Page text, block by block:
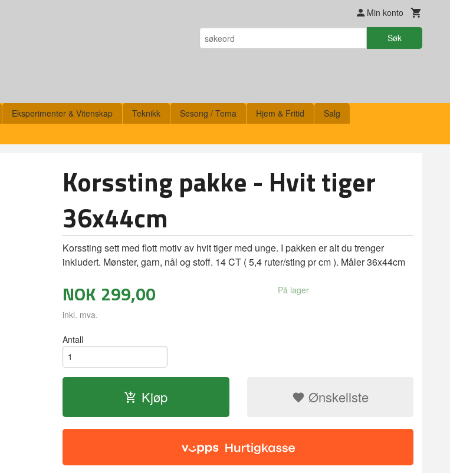
Min konto
Søk
Eksperimenter & Vitenskap Teknikk Sesong / Tema Hjem & Fritid Salg
Korssting pakke - Hvit tiger
36x44cm
Korssting sett med flott motiv av hvit tiger med unge. I pakken er alt du trenger
inkludert. Mønster, garn, nål og stoff. 14 CT ( 5,4 ruter/sting pr cm ). Måler 36x44cm
NOK 299,00
inkl. mva.
På lager
Antall
Kjøp Ønskeliste